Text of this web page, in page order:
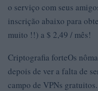
o serviço com seus
inscrição abaixo para
muito !!) a $ 2,49 / mês!
Criptografia forteOs
depois de ver a falta de
campo de VPNs